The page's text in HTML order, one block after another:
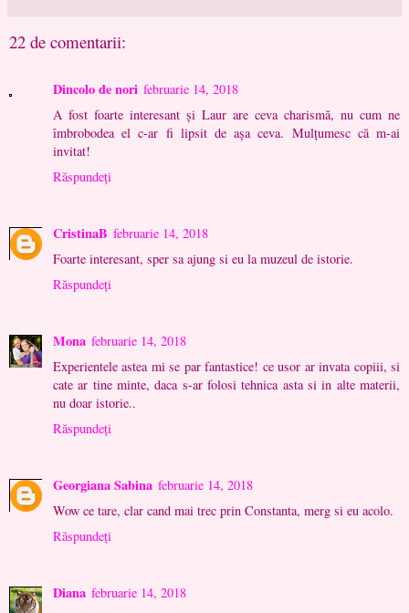
22 de comentarii:
Dincolo de nori februarie 14, 2018
A fost foarte interesant și Laur are ceva charismă, nu cum ne
îmbrobodea el c-ar fi lipsit de așa ceva. Mulțumesc că m-ai
invitat!
Răspundeți
CristinaB februarie 14, 2018
Foarte interesant, sper sa ajung si eu la muzeul de istorie.
Răspundeți
Mona februarie 14, 2018
Experientele astea mi se par fantastice! ce usor ar invata copiii, si
cate ar tine minte, daca s-ar folosi tehnica asta si in alte materii,
nu doar istorie..
Răspundeți
Georgiana Sabina februarie 14, 2018
Wow ce tare, clar cand mai trec prin Constanta, merg si eu acolo.
Răspundeți
Diana februarie 14, 2018